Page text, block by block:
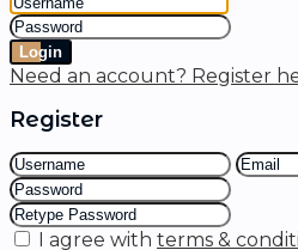
Login
Need an account? Register
Register
I agree with terms &